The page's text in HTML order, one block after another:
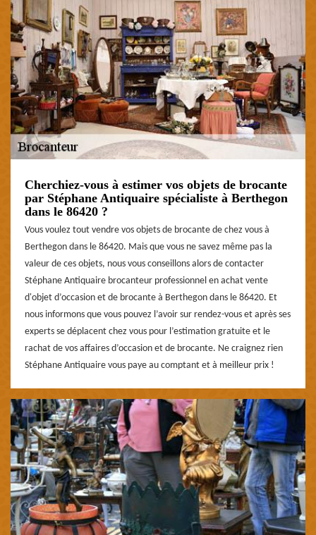
Cherchiez-vous à estimer vos objets de brocante
par Stéphane Antiquaire spécialiste à Berthegon
dans le 86420 ?
Vous voulez tout vendre vos objets de brocante de chez vous à
Berthegon dans le 86420. Mais que vous ne savez même pas la
valeur de ces objets, nous vous conseillons alors de contacter
Stéphane Antiquaire brocanteur professionnel en achat vente
d'objet d’occasion et de brocante à Berthegon dans le 86420. Et
nous informons que vous pouvez l’avoir sur rendez-vous et après ses
experts se déplacent chez vous pour l’estimation gratuite et le
rachat de vos affaires d’occasion et de brocante. Ne craignez rien
Stéphane Antiquaire vous paye au comptant et à meilleur prix !